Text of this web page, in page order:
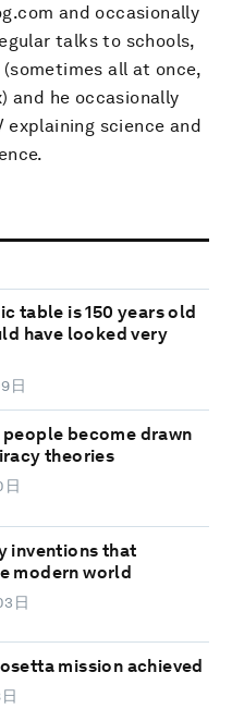
and occasionally
talks to schools,
all at once,
and he occasionally
explaining science and
table is 150 years old
have looked very
日
people become drawn
theories
日
inventions that
modern world
日
mission achieved